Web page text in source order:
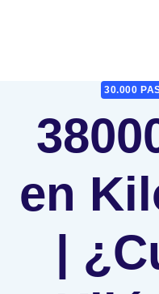
30.000
en
|